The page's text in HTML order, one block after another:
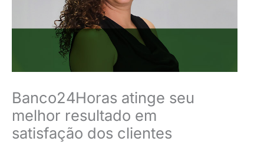
Banco24Horas atinge seu
melhor resultado em
satisfação dos clientes